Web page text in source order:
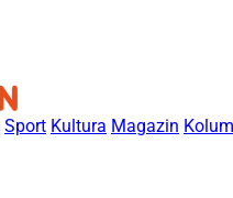
Sport Kultura Magazin